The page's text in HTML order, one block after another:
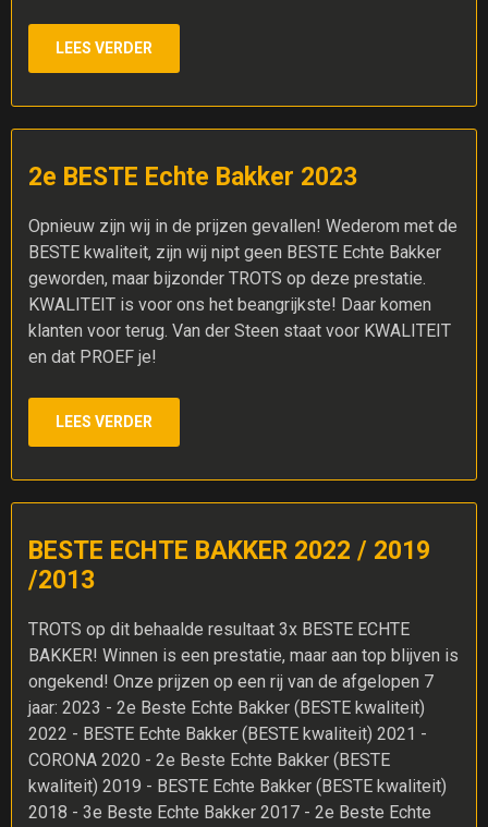
LEES VERDER
2e BESTE Echte Bakker 2023
Opnieuw zijn wij in de prijzen gevallen! Wederom met de
BESTE kwaliteit, zijn wij nipt geen BESTE Echte Bakker
geworden, maar bijzonder TROTS op deze prestatie.
KWALITEIT is voor ons het beangrijkste! Daar komen
klanten voor terug. Van der Steen staat voor KWALITEIT
en dat PROEF je!
LEES VERDER
BESTE ECHTE BAKKER 2022 / 2019
/2013
TROTS op dit behaalde resultaat 3x BESTE ECHTE
BAKKER! Winnen is een prestatie, maar aan top blijven is
ongekend! Onze prijzen op een rij van de afgelopen 7
jaar: 2023 - 2e Beste Echte Bakker (BESTE kwaliteit)
2022 - BESTE Echte Bakker (BESTE kwaliteit) 2021 -
CORONA 2020 - 2e Beste Echte Bakker (BESTE
kwaliteit) 2019 - BESTE Echte Bakker (BESTE kwaliteit)
2018 - 3e Beste Echte Bakker 2017 - 2e Beste Echte